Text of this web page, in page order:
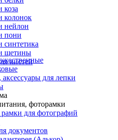
коза
колонок
нейлон
пони
синтетика
щетины
кистей
для лепки
фоторамки
для фотографий
документов